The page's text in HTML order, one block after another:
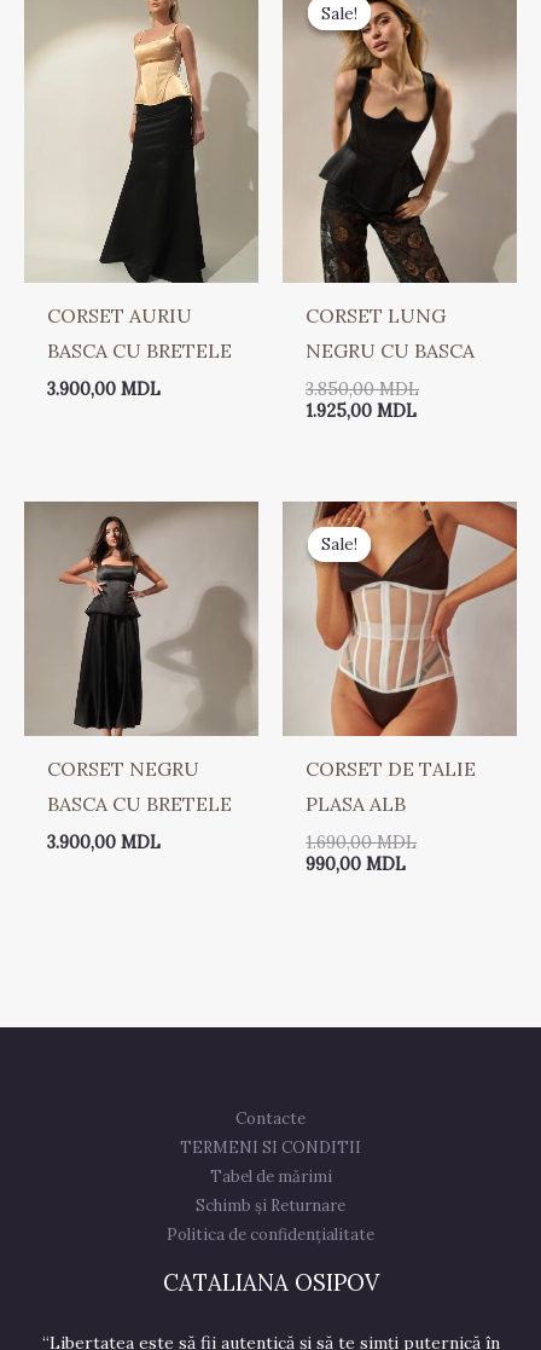
CORSET AURIU
BASCA CU BRETELE
3.900,00MDL
Sale!
Sale!
CORSET LUNG
NEGRU CU BASCA
3.850,00MDL
a
fost:
3.850,00 MDL.
1.925,00MDL
este:
1.925,00 MDL.
CORSET NEGRU
BASCA CU BRETELE
3.900,00MDL
Sale!
Sale!
CORSET DE TALIE
PLASA ALB
1.690,00MDL
Prețul
inițial
a
fost:
1.690,00 MDL.
990,00MDL
Prețul
curent
este:
990,00 MDL.
Contacte
TERMENI SI CONDITII
Tabel de mărimi
Schimb și Returnare
Politica de confidențialitate
CATALIANA OSIPOV
“Libertatea este să fii autentică și să te simți puternică în